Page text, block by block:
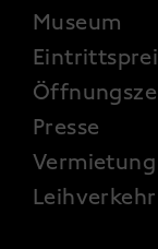
FOOTER
Museum
Presse
Vermietung
Leihverkehr